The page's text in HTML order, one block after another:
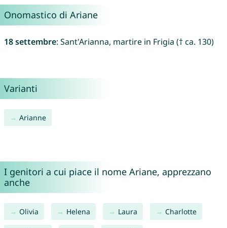
Onomastico di Ariane
18 settembre: Sant'Arianna, martire in Frigia († ca. 130)
Varianti
Arianne
I genitori a cui piace il nome Ariane, apprezzano
anche
Olivia Helena Laura Charlotte